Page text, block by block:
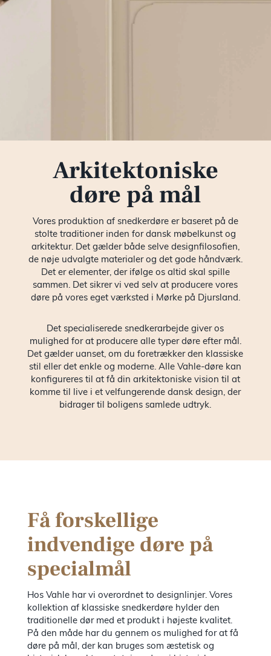
Om os
Besøg
Presse
Arkitektoniske
døre på mål
Vores produktion af snedkerdøre er baseret på de
stolte traditioner inden for dansk møbelkunst og
arkitektur. Det gælder både selve designfilosofien,
de nøje udvalgte materialer og det gode håndværk.
Det er elementer, der ifølge os altid skal spille
sammen. Det sikrer vi ved selv at producere vores
døre på vores eget værksted i Mørke på Djursland.
Det specialiserede snedkerarbejde giver os
mulighed for at producere alle typer døre efter mål.
Det gælder uanset, om du foretrækker den klassiske
stil eller det enkle og moderne. Alle Vahle-døre kan
konfigureres til at få din arkitektoniske vision til at
komme til live i et velfungerende dansk design, der
bidrager til boligens samlede udtryk.
Få forskellige
indvendige døre på
specialmål
Hos Vahle har vi overordnet to designlinjer. Vores
kollektion af klassiske snedkerdøre hylder den
traditionelle dør med et produkt i højeste kvalitet.
På den måde har du gennem os mulighed for at få
døre på mål, der kan bruges som æstetisk og